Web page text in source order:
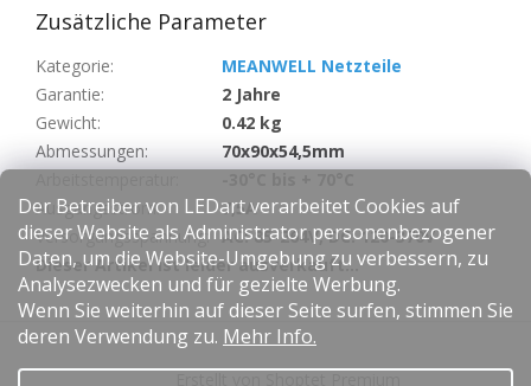
Der Betreiber von LEDart verarbeitet Cookies auf
dieser Website als Administrator personenbezogener
Daten, um die Website-Umgebung zu verbessern, zu
Analysezwecken und für gezielte Werbung.
Wenn Sie weiterhin auf dieser Seite surfen, stimmen Sie
deren Verwendung zu. Mehr Info.
Zusätzliche Parameter
Kategorie:
MEANWELL Netzteile
Garantie:
2 Jahre
Gewicht:
0.42 kg
Abmessungen:
70x90x54,5mm
Ausgangsstrom:
7,5A
Versorgungsspannung:
AC: 85-264V, DC: 120-370V
Dieser Artikel ist leider ausverkauft…